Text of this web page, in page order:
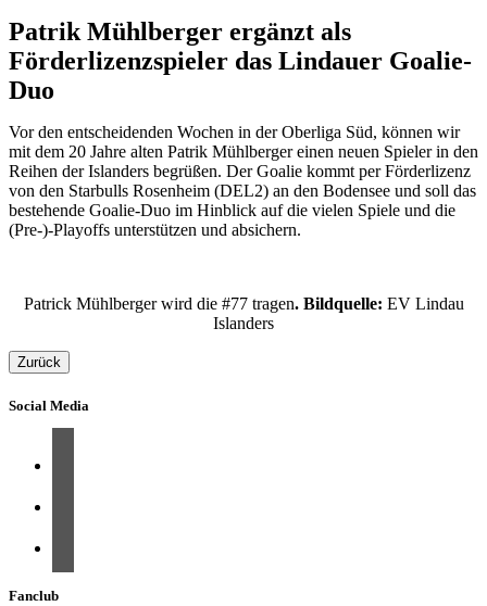
Patrik Mühlberger ergänzt als
Förderlizenzspieler das Lindauer Goalie-
Duo
Vor den entscheidenden Wochen in der Oberliga Süd, können wir
mit dem 20 Jahre alten Patrik Mühlberger einen neuen Spieler in den
Reihen der Islanders begrüßen. Der Goalie kommt per Förderlizenz
von den Starbulls Rosenheim (DEL2) an den Bodensee und soll das
bestehende Goalie-Duo im Hinblick auf die vielen Spiele und die
(Pre-)-Playoffs unterstützen und absichern.
Patrick Mühlberger wird die #77 tragen. Bildquelle: EV Lindau
Islanders
Zurück
Social Media
Fanclub